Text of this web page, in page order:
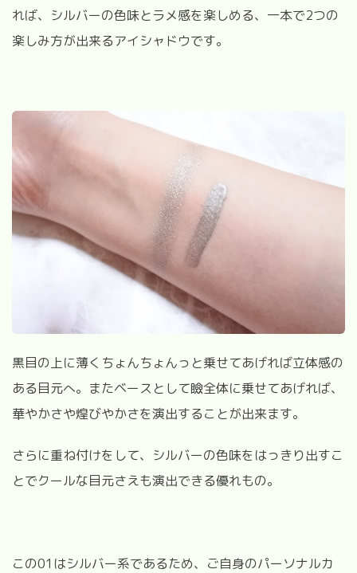
れば、シルバーの色味とラメ感を楽しめる、一本で2つの
楽しみ方が出来るアイシャドウです。
黒目の上に薄くちょんちょんっと乗せてあげれば立体感の
ある目元へ。またベースとして瞼全体に乗せてあげれば、
華やかさや煌びやかさを演出することが出来ます。
さらに重ね付けをして、シルバーの色味をはっきり出すこ
とでクールな目元さえも演出できる優れもの。
この01 はシルバー系であるため、ご自身のパーソナルカ